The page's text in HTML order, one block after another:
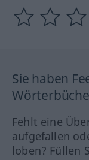
Sie haben
Fehlt eine
aufgefallen
loben? Füllen